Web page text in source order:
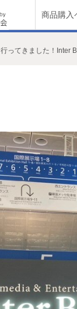
商品購入
行ってきました！Inter